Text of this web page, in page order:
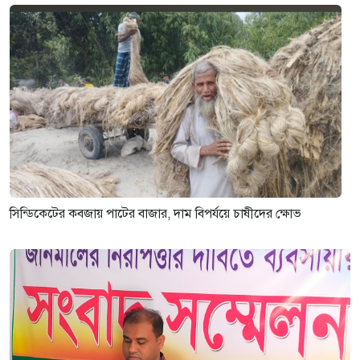
সিন্ডিকেটের কবজায় পাটের বাজার, দাম বিপর্যয়ে চাষীদের ক্ষোভ